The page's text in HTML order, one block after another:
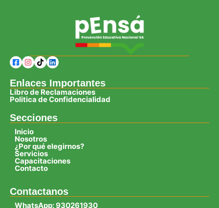
Enlaces Importantes
Libro de Reclamaciones
Politica de Confidencialidad
Secciones
Inicio
Nosotros
¿Por qué elegirnos?
Servicios
Capacitaciones
Contacto
Contactanos
WhatsApp: 930261930